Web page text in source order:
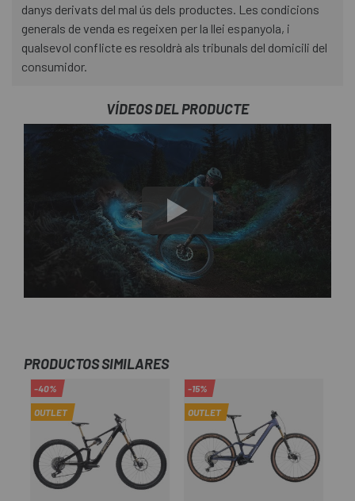
danys derivats del mal ús dels productes. Les condicions
generals de venda es regeixen per la llei espanyola, i
qualsevol conflicte es resoldrà als tribunals del domicili del
consumidor.
VÍDEOS DEL PRODUCTE
PRODUCTOS SIMILARES
-40%
OUTLET
-15%
OUTLET